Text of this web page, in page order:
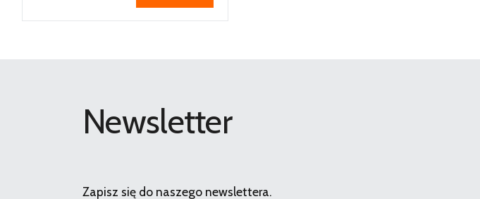
Newsletter
Zapisz się do naszego newslettera.